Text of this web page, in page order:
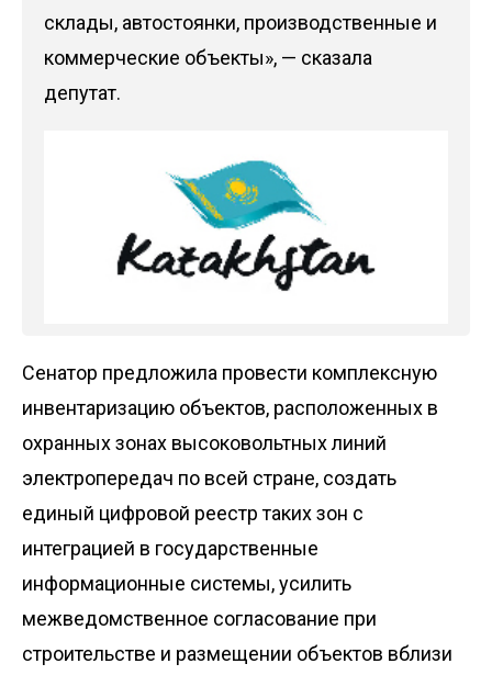
склады, автостоянки, производственные и
коммерческие объекты», — сказала
депутат.
Сенатор предложила провести комплексную
инвентаризацию объектов, расположенных в
охранных зонах высоковольтных линий
электропередач по всей стране, создать
единый цифровой реестр таких зон с
интеграцией в государственные
информационные системы, усилить
межведомственное согласование при
строительстве и размещении объектов вблизи